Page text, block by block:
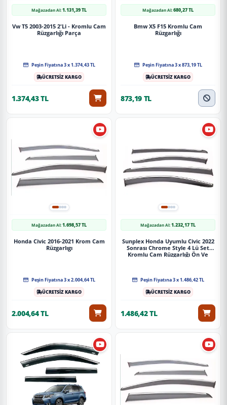
Mağazadan Al:1.131,39 TL
Vw T5 2003-2015 2'Li - Kromlu Cam
Rüzgarlığı Parça
Peşin Fiyatına 3 x 1.374,43 TL
ÜCRETSİZ KARGO
1.374,43 TL
Mağazadan Al:680,27 TL
Bmw X5 F15 Kromlu Cam
Rüzgarlığı
Peşin Fiyatına 3 x 873,19 TL
ÜCRETSİZ KARGO
873,19 TL
Mağazadan Al:1.698,57 TL
Honda Civic 2016-2021 Krom Cam
Rüzgarlıgı
Peşin Fiyatına 3 x 2.004,64 TL
ÜCRETSİZ KARGO
2.004,64 TL
Mağazadan Al:1.232,17 TL
Sunplex Honda Uyumlu Civic 2022
Sonrası Chrome Style 4 Lü Set
Kromlu Cam Rüzgarlığı Ön Ve
Peşin Fiyatına 3 x 1.486,42 TL
ÜCRETSİZ KARGO
1.486,42 TL